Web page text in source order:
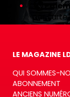
par carte
LE MAGAZINE
QUI SOMMES-
ABONNEMENT
ANCIENS